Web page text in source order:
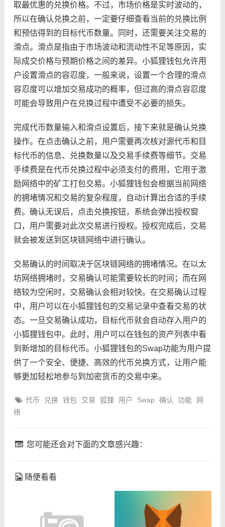
取最优惠的兑换价格。不过，市场价格是实时波动的，
所以在确认兑换之前，一定要仔细查看当前的兑换比例
和预估得到的目标代币数量。同时，还需要关注交易的
滑点。滑点是指由于市场波动和流动性不足等原因，实
际成交价格与预期价格之间的差异。小狐狸钱包允许用
户设置滑点的容忍度，一般来说，设置一个合理的滑点
容忍度可以增加交易成功的概率，但过高的滑点容忍度
可能会导致用户在兑换过程中遭受不必要的损失。
完成代币数量输入和滑点设置后，接下来就是确认兑换
操作。在点击确认之前，用户需要再次核对源代币和目
标代币的信息、兑换数量以及交易手续费等细节。交易
手续费是在代币兑换过程中必须支付的费用，它用于激
励网络中的矿工打包交易。小狐狸钱包会根据当前网络
的拥堵情况和交易的复杂程度，自动计算出合适的手续
费。确认无误后，点击兑换按钮，系统会弹出授权窗
口，用户需要对此次交易进行授权。授权完成后，交易
就会被发送到区块链网络中进行确认。
交易确认的时间取决于区块链网络的拥堵情况。在以太
坊网络拥堵时，交易确认可能需要较长的时间；而在网
络较为空闲时，交易确认会相对较快。在交易确认过程
中，用户可以在小狐狸钱包的交易记录中查看交易的状
态。一旦交易确认成功，目标代币就会自动存入用户的
小狐狸钱包中。此时，用户可以在钱包的资产列表中看
到新增加的目标代币。小狐狸钱包的Swap功能为用户提
供了一个安全、便捷、高效的代币兑换方式，让用户能
够更加轻松地参与到加密货币的交易中来。
代币 兑换 钱包 交易 狐狸 用户 Swap 确认 功能
网
络
您可能还会对下面的文章感兴趣：
随便看看